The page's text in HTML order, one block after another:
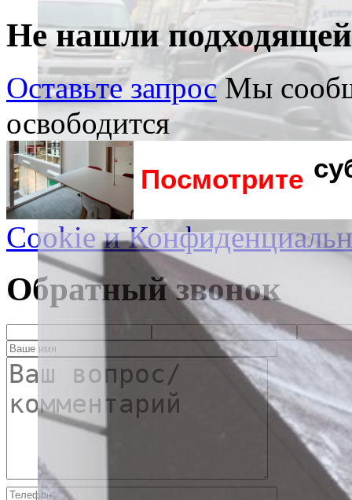
Не нашли
Оставьте запрос Мы
освободится
Посмотрите
Cookie и
Обратный звонок